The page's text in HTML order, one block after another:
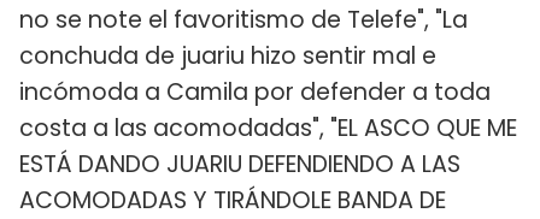
no se note el favoritismo de Telefe", "La
conchuda de juariu hizo sentir mal e
incómoda a Camila por defender a toda
costa a las acomodadas", "EL ASCO QUE ME
ESTÁ DANDO JUARIU DEFENDIENDO A LAS
ACOMODADAS Y TIRÁNDOLE BANDA DE